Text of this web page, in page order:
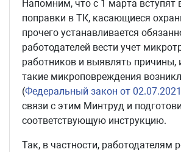
Напомним, что с 1 марта вступят
поправки в ТК, касающиеся
прочего устанавливается
работодателей вести учет
работников и выявлять причины,
такие микроповреждения
(Федеральный закон от
связи с этим Минтруд и
соответствующую инструкцию.
Так, в частности, работодателям